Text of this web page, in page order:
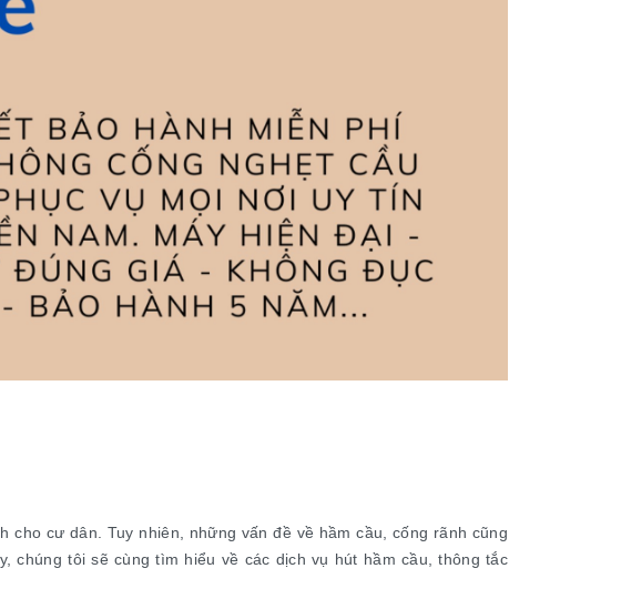
cư dân. Tuy nhiên, những vấn đề về hầm cầu, cống rãnh cũng
chúng tôi sẽ cùng tìm hiểu về các dịch vụ hút hầm cầu, thông tắc